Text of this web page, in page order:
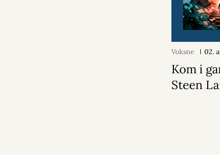
Voksne 02.
Kom i
Steen